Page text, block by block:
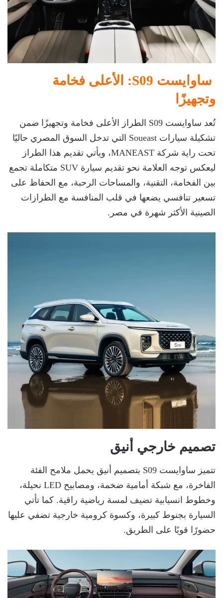
ساوايست S09: الأعلى فخامة
وتجهيزًا
تُعد ساوايست S09 الطراز الأعلى فخامة وتجهيزًا ضمن
تشكيلة سيارات Soueast التي تدخل السوق المصري حاليًا
تحت راية شركة MANEAST، ويأتي تقديم هذا الطراز
ليعكس توجه العلامة نحو تقديم سيارة SUV متكاملة تجمع
بين الفخامة، التقنية، والمساحات الرحبة، مع الحفاظ على
تسعير تنافسي يضعها في قلب المنافسة مع الطرازات
الصينية الأكثر شهرة في مصر.
تصميم خارجي أنيق
تتميز ساوايست S09 بتصميم أنيق يحمل ملامح الفئة
الفاخرة، مع شبكة أمامية ضخمة، ومصابيح LED نحيلة،
وخطوط انسيابية تضيف لمسة رياضية راقية. كما تأتي
السيارة بجنوط كبيرة، وكسوة كرومية خارجية تضفي عليها
حضورًا قويًا على الطريق.